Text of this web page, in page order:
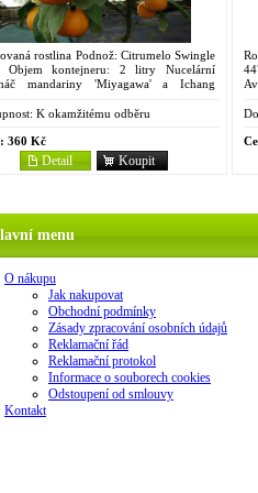
rostlina Podnož: Citrumelo Swingle
Objem kontejneru: 2 litry Nucelární
mandariny 'Miyagawa' a Ichang
zakrslý růst a...
K okamžitému odběru
360 Kč
Koupit
Detail
menu
O nákupu
Jak nakupovat
Obchodní podmínky
Zásady zpracování osobních údajů
Reklamační řád
Reklamační protokol
Informace o souborech cookies
Odstoupení od smlouvy
Kontakt